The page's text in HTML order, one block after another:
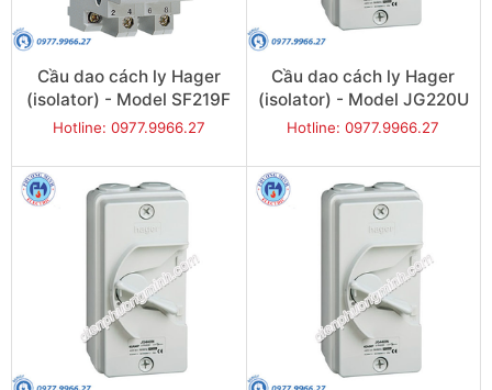
Cầu dao cách ly Hager
(isolator) - Model SF219F
Hotline: 0977.9966.27
Cầu dao cách ly Hager
(isolator) - Model JG220U
Hotline: 0977.9966.27